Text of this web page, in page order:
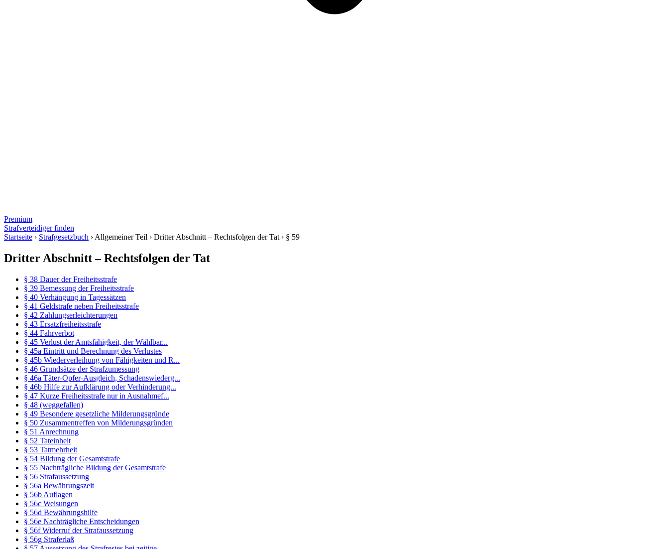
Premium
Strafverteidiger finden
Startseite › Strafgesetzbuch › Allgemeiner Teil › Dritter Abschnitt – Rechtsfolgen der Tat › § 59
Dritter Abschnitt – Rechtsfolgen der Tat
§ 38 Dauer der Freiheitsstrafe
§ 39 Bemessung der Freiheitsstrafe
§ 40 Verhängung in Tagessätzen
§ 41 Geldstrafe neben Freiheitsstrafe
§ 42 Zahlungserleichterungen
§ 43 Ersatzfreiheitsstrafe
§ 44 Fahrverbot
§ 45 Verlust der Amtsfähigkeit, der Wählbar...
§ 45a Eintritt und Berechnung des Verlustes
§ 45b Wiederverleihung von Fähigkeiten und R...
§ 46 Grundsätze der Strafzumessung
§ 46a Täter-Opfer-Ausgleich, Schadenswiederg...
§ 46b Hilfe zur Aufklärung oder Verhinderung...
§ 47 Kurze Freiheitsstrafe nur in Ausnahmef...
§ 48 (weggefallen)
§ 49 Besondere gesetzliche Milderungsgründe
§ 50 Zusammentreffen von Milderungsgründen
§ 51 Anrechnung
§ 52 Tateinheit
§ 53 Tatmehrheit
§ 54 Bildung der Gesamtstrafe
§ 55 Nachträgliche Bildung der Gesamtstrafe
§ 56 Strafaussetzung
§ 56a Bewährungszeit
§ 56b Auflagen
§ 56c Weisungen
§ 56d Bewährungshilfe
§ 56e Nachträgliche Entscheidungen
§ 56f Widerruf der Strafaussetzung
§ 56g Straferlaß